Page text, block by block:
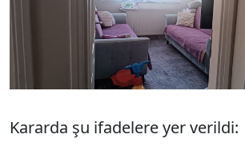
Kararda şu ifadelere yer verildi: